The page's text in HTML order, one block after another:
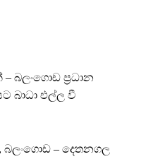
බලංගොඩ ප්‍රධාන
බාධා එල්ල වී
බලංගොඩ – දෙතනගල